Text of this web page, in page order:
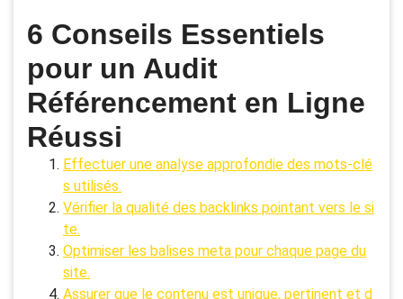
6 Conseils Essentiels
pour un Audit
Référencement en Ligne
Réussi
Effectuer une analyse approfondie des mots-clé
s utilisés.
Vérifier la qualité des backlinks pointant vers le si
te.
Optimiser les balises meta pour chaque page du
site.
Assurer que le contenu est unique, pertinent et d